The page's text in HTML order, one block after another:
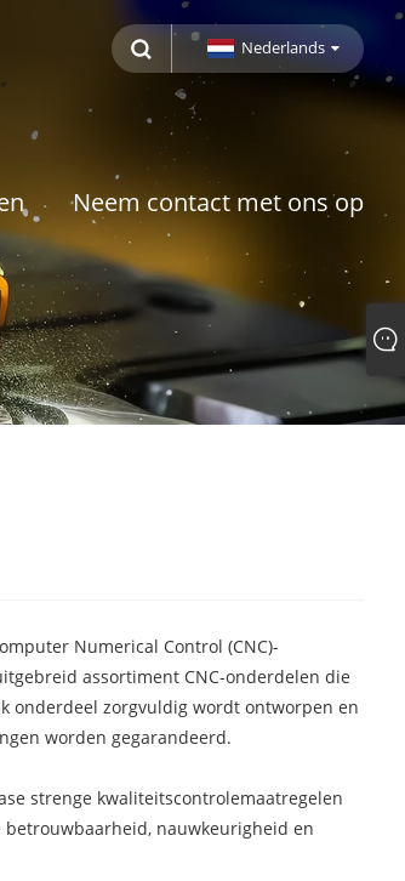
Nederlands
Neem contact met ons op
Numerical Control (CNC)-
assortiment CNC-onderdelen die
onderdeel zorgvuldig wordt ontworpen en
worden gegarandeerd.
strenge kwaliteitscontrolemaatregelen
nauwkeurigheid en